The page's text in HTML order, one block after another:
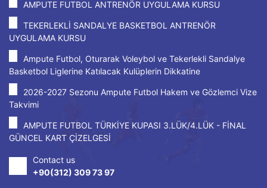
AMPUTE FUTBOL ANTRENÖR UYGULAMA KURSU
TEKERLEKLİ SANDALYE BASKETBOL ANTRENÖR
UYGULAMA KURSU
Ampute Futbol, Oturarak Voleybol ve Tekerlekli Sandalye
Basketbol Liglerine Katılacak Kulüplerin Dikkatine
2026-2027 Sezonu Ampute Futbol Hakem ve Gözlemci Vize
Takvimi
AMPUTE FUTBOL TÜRKİYE KUPASI 3.LÜK/4.LÜK - FİNAL
GÜNCEL KART ÇİZELGESİ
Contact us
+90(312) 309 73 97